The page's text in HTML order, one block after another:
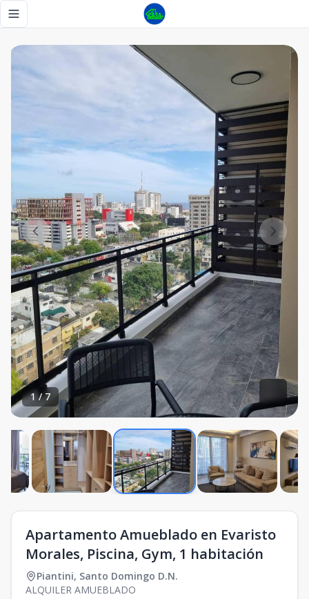
Toggle navigation menu
1/7
Apartamento Amueblado en Evaristo
Morales, Piscina, Gym, 1 habitación
Piantini, Santo Domingo D.N.
ALQUILER AMUEBLADO
Apartamento Amueblado en Evaristo Morales, Piscina,